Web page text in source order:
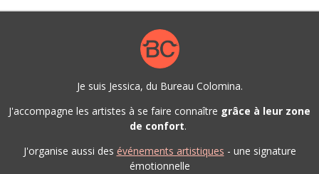
Je suis Jessica, du Bureau Colomina.
J'accompagne les artistes à se faire connaître grâce à leur zone
de confort.
J'organise aussi des événements artistiques - une signature
émotionnelle